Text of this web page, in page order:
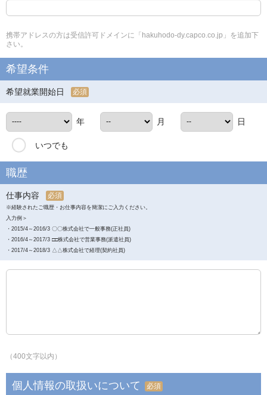
携帯アドレスの方は受信許可ドメインに「hakuhodo-dy.capco.co.jp」を追加下
さい。
希望条件
希望就業開始日 必須
年 月 日
いつでも
職歴
仕事内容 必須
※経験されたご職歴・お仕事内容を簡潔にご入力ください。
入力例＞
・2015/4～2016/3 〇〇株式会社で一般事務(正社員)
・2016/4～2017/3 □□株式会社で営業事務(派遣社員)
・2017/4～2018/3 △△株式会社で経理(契約社員)
（400文字以内）
個人情報の取扱いについて 必須